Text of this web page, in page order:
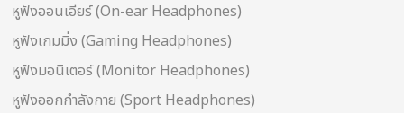
หูฟังออนเอียร์ (On-ear Headphones)
หูฟังเกมมิ่ง (Gaming Headphones)
หูฟังมอนิเตอร์ (Monitor Headphones)
หูฟังออกกำลังกาย (Sport Headphones)